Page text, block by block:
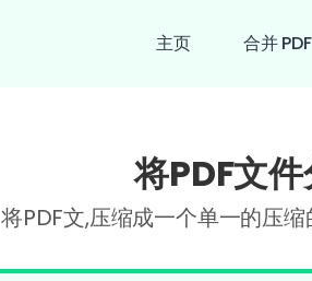
主页 合并 PDF
将PDF文
将PDF文,压缩成一个单一的压